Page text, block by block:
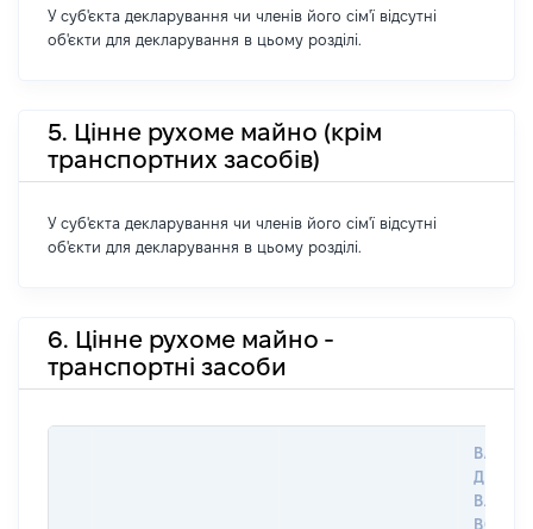
У суб'єкта декларування чи членів його сім'ї відсутні
об'єкти для декларування в цьому розділі.
5. Цінне рухоме майно (крім
транспортних засобів)
У суб'єкта декларування чи членів його сім'ї відсутні
об'єкти для декларування в цьому розділі.
6. Цінне рухоме майно -
транспортні засоби
ДАТУ